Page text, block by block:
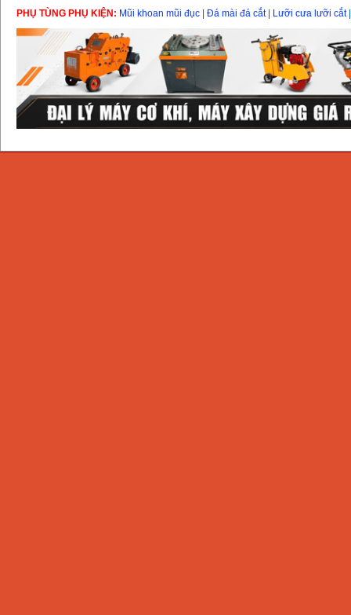
PHỤ TÙNG PHỤ KIỆN: Mũi khoan mũi đục Đá mài đá cắt| Lưỡi cưa lưỡi cắt